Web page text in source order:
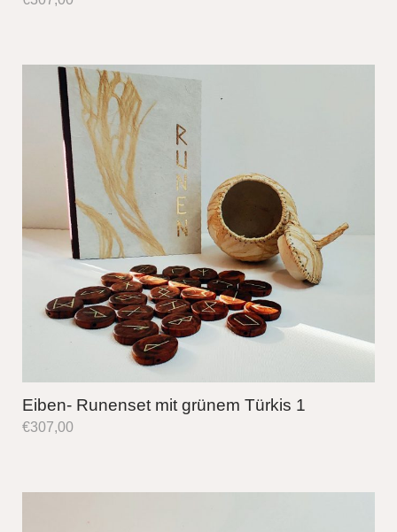
Eiben- Runenset mit grünem Türkis 1
€307,00